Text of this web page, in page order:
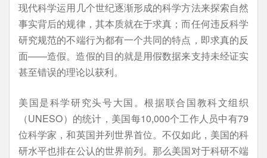
现代科学运用几个世纪逐渐形成的科学方法来探索自然
事实背后的规律，其本质就在于求真；而任何违反科学
研究规范的不端行为都有一个共同的特点，即求真的反
面——造假。造假的目的就是用假数据来支持未经证实
甚至错误的理论以获利。
美国是科学研究头号大国。根据联合国教科文组织
（UNESO）的统计，美国每10,000个工作人员中有79
位科学家，和英国并列世界首位。不仅如此，美国的科
研水平也排在公认的世界前列。那么美国对于科研不端